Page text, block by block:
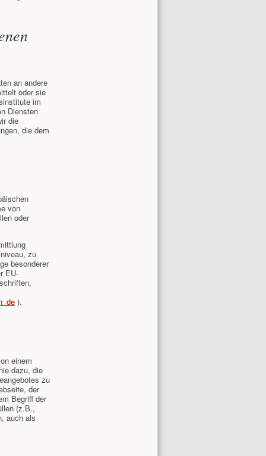
an andere
oder sie
im
Diensten
die
die dem
von
oder
zu
besonderer
EU-
).
einem
dazu, die
zu
der
Begriff der
(z.B.,
auch als